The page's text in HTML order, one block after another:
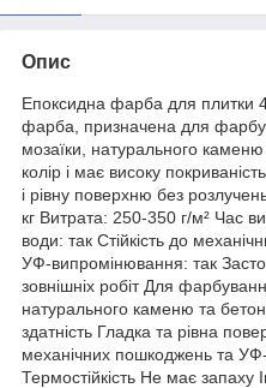
Опис
Епоксидна фарба для плитки
фарба, призначена для
мозаїки, натурального
колір і має високу
і рівну поверхню без
кг Витрата: 250-350 г/м² Час
води: так Стійкість до
УФ-випромінювання: так
зовнішніх робіт Для
натурального каменю та
здатність Гладка та рівна
механічних пошкоджень та
Термостійкість Не має запаху